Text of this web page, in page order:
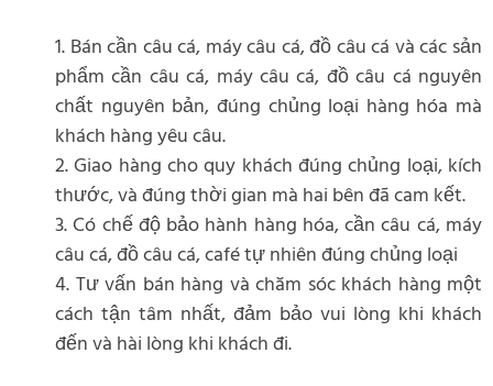
1. Bán cần câu cá, máy câu cá, đồ câu cá và các sản
phẩm cần câu cá, máy câu cá, đồ câu cá nguyên
chất nguyên bản, đúng chủng loại hàng hóa mà
khách hàng yêu câu.
2. Giao hàng cho quy khách đúng chủng loại, kích
thước, và đúng thời gian mà hai bên đã cam kết.
3. Có chế độ bảo hành hàng hóa, cần câu cá, máy
câu cá, đồ câu cá, café tự nhiên đúng chủng loại
4. Tư vấn bán hàng và chăm sóc khách hàng một
cách tận tâm nhất, đảm bảo vui lòng khi khách
đến và hài lòng khi khách đi.